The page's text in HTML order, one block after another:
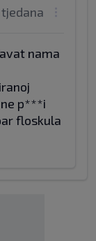
nama
p***i
floskula